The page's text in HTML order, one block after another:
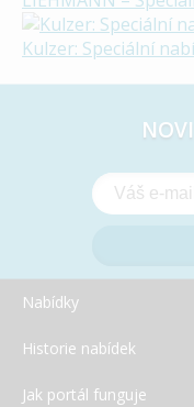
Kulzer: Speciální
Nabídky
Historie nabídek
Jak portál funguje